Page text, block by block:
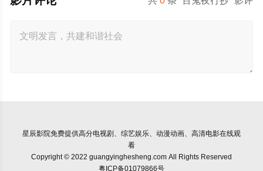
星辰影院免费提供高分电视剧、综艺娱乐、动漫动画、高清电影在线观
看
Copyright © 2022 guangyinghesheng.com All Rights Reserved
粤ICP备01079866号